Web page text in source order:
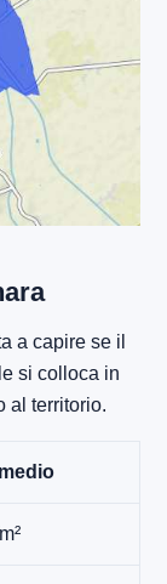
a capire se il
si colloca in
al territorio.